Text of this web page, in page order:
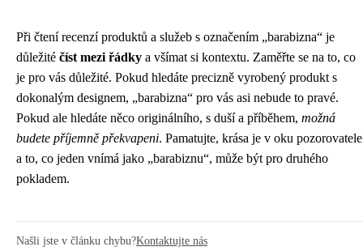
Při čtení recenzí produktů a služeb s označením „barabizna“ je
důležité číst mezi řádky a všímat si kontextu. Zaměřte se na to, co
je pro vás důležité. Pokud hledáte precizně vyrobený produkt s
dokonalým designem, „barabizna“ pro vás asi nebude to pravé.
Pokud ale hledáte něco originálního, s duší a příběhem, možná
budete příjemně překvapeni. Pamatujte, krása je v oku pozorovatele
a to, co jeden vnímá jako „barabiznu“, může být pro druhého
pokladem.
Našli jste v článku chybu?Kontaktujte nás